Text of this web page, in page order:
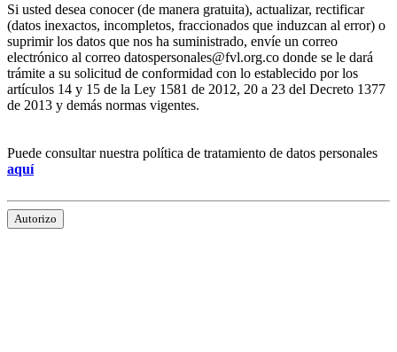
Si usted desea conocer (de manera gratuita), actualizar, rectificar
(datos inexactos, incompletos, fraccionados que induzcan al error) o
suprimir los datos que nos ha suministrado, envíe un correo
electrónico al correo datospersonales@fvl.org.co donde se le dará
trámite a su solicitud de conformidad con lo establecido por los
artículos 14 y 15 de la Ley 1581 de 2012, 20 a 23 del Decreto 1377
de 2013 y demás normas vigentes.
Puede consultar nuestra política de tratamiento de datos personales
aquí
Autorizo